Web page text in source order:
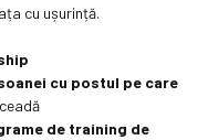
cu ușurință.
cu postul pe care
de training de